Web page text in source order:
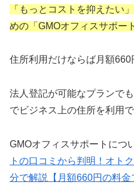
「もっとコストを抑えたい
めの「GMOオフィスサポー
住所利用だけならば月額660
法人登記が可能なプランで
でビジネス上の住所を利用で
GMOオフィスサポートにつ
トの口コミから判明！オト
分で解説【月額660円の料金